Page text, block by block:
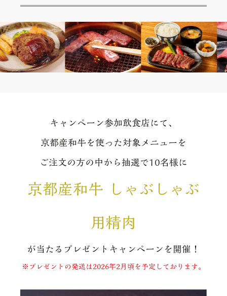
キャンペーン参加飲食店にて、
京都産和牛を使った対象メニューを
ご注文の方の中から抽選で10名様に
京都産和⽜ しゃぶしゃぶ
⽤精⾁
が当たるプレゼントキャンペーンを開催！
※プレゼントの発送は2026年2月頃を予定しております。